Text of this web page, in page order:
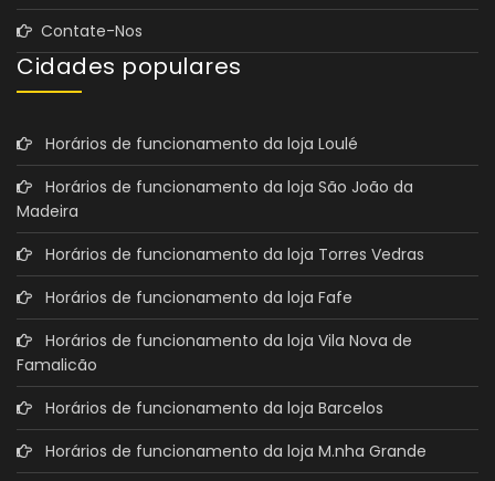
Contate-Nos
Cidades populares
Horários de funcionamento da loja Loulé
Horários de funcionamento da loja São João da
Madeira
Horários de funcionamento da loja Torres Vedras
Horários de funcionamento da loja Fafe
Horários de funcionamento da loja Vila Nova de
Famalicão
Horários de funcionamento da loja Barcelos
Horários de funcionamento da loja M.nha Grande